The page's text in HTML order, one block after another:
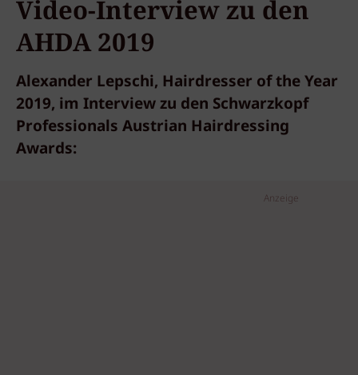
Video-Interview zu den
AHDA 2019
Alexander Lepschi, Hairdresser of the Year
2019, im Interview zu den Schwarzkopf
Professionals Austrian Hairdressing
Awards:
Anzeige